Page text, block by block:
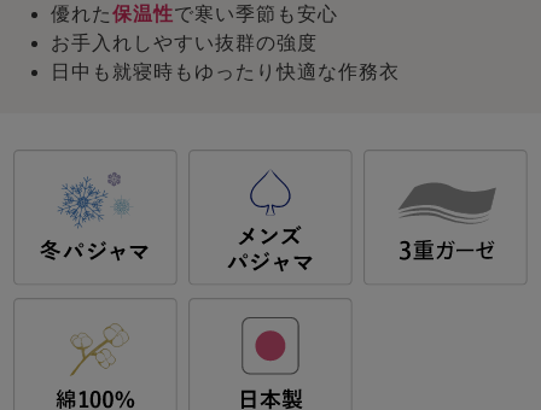
優れた保温性で寒い季節も安心
お手入れしやすい抜群の強度
日中も就寝時もゆったり快適な作務衣